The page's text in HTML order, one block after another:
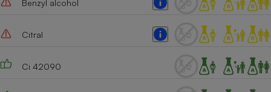
Benzyl alcohol
Citral
Ci 42090